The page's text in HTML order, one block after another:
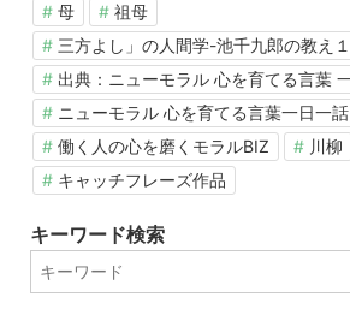
母
祖母
三方よし」の人間学-池千九郎の教え
出典：ニューモラル 心を育てる言葉
ニューモラル 心を育てる言葉一日一話
働く人の心を磨くモラルBIZ
川柳
キャッチフレーズ作品
キーワード検索